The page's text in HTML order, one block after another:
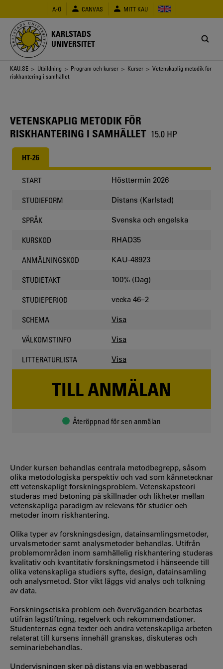
huvudinnehåll
A-Ö CANVAS MITT KAU
KARLSTADS
UNIVERSITET
Länkstig
KAU.SE > Utbildning > Program och kurser > Kurser > Vetenskaplig metodik för
riskhantering i samhället
VETENSKAPLIG METODIK FÖR
RISKHANTERING I SAMHÄLLET 15.0 HP
HT-26
START Hösttermin 2026
STUDIEFORM Distans (Karlstad)
SPRÅK Svenska och engelska
KURSKOD RHAD35
ANMÄLNINGSKOD KAU-48923
STUDIETAKT 100% (Dag)
STUDIEPERIOD vecka 46–2
SCHEMA Visa
VÄLKOMSTINFO Visa
LITTERATURLISTA Visa
TILL ANMÄLAN
Återöppnad för sen anmälan
Under kursen behandlas centrala metodbegrepp, såsom
olika metodologiska perspektiv och vad som kännetecknar
ett vetenskapligt forskningsproblem. Vetenskapsteori
studeras med betoning på skillnader och likheter mellan
vetenskapliga paradigm av relevans för studier och
metoder inom riskhantering.
Olika typer av forskningsdesign, datainsamlingsmetoder,
urvalsmetoder samt analysmetoder behandlas. Utifrån
problemområden inom samhällelig riskhantering studeras
kvalitativ och kvantitativ forskningsmetod i hänseende till
olika vetenskapliga studiers syfte, design, datainsamling
och analysmetod. Stor vikt läggs vid analys och tolkning
av data.
Forskningsetiska problem och överväganden bearbetas
utifrån lagstiftning, regelverk och rekommendationer.
Studenternas egna texter och andra vetenskapliga arbeten
relaterat till kursens innehåll granskas, diskuteras och
seminariebehandlas.
Undervisningen sker på distans via en webbaserad